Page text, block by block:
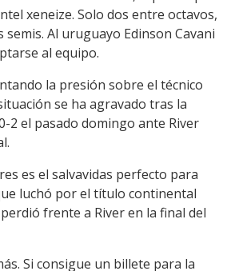
xeneize. Solo dos entre octavos,
semis. Al uruguayo Edinson Cavani
al equipo.
la presión sobre el técnico
se ha agravado tras la
2 el pasado domingo ante River
es el salvavidas perfecto para
luchó por el título continental
frente a River en la final del
Si consigue un billete para la